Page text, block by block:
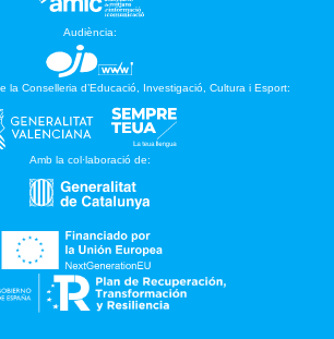
Audiència:
la Conselleria d’Educació, Investigació, Cultura i Esport:
Amb la col·laboració de: